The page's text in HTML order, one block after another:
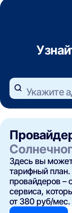
Укажите
Здесь вы
тарифный план.
провайдеров –
сервиса,
от 380 руб/мес.